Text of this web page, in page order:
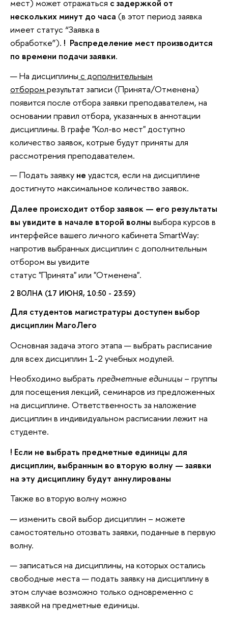
мест) может отражаться с задержкой от
нескольких минут до часа (в этот период заявка
имеет статус “Заявка в
обработке”). ! Распределение мест производится
по времени подачи заявки.
На дисциплины с дополнительным
отбором результат записи (Принята/Отменена)
появится после отбора заявки преподавателем, на
основании правил отбора, указанных в аннотации
дисциплины. В графе "Кол-во мест" доступно
количество заявок, котрые будут приняты для
рассмотрения преподавателем.
Подать заявку не удастся, если на дисциплине
достигнуто максимальное количество заявок.
Далее происходит отбор заявок — его результаты
вы увидите в начале второй волны выбора курсов в
интерфейсе вашего личного кабинета SmartWay:
напротив выбранных дисциплин с дополнительным
отбором вы увидите
статус "Принята" или "Отменена".
2 ВОЛНА (17 ИЮНЯ, 10:50 - 23:59)
Для студентов магистратуры доступен выбор
дисциплин МагоЛего
Основная задача этого этапа — выбрать расписание
для всех дисциплин 1-2 учебных модулей.
Необходимо выбрать предметные единицы – группы
для посещения лекций, семинаров из предложенных
на дисциплине. Ответственность за наложение
дисциплин в индивидуальном расписании лежит на
студенте.
! Если не выбрать предметные единицы для
дисциплин, выбранным во вторую волну — заявки
на эту дисциплину будут аннулированы
Также во вторую волну можно
изменить свой выбор дисциплин – можете
самостоятельно отозвать заявки, поданные в первую
волну.
записаться на дисциплины, на которых остались
свободные места — подать заявку на дисциплину в
этом случае возможно только одновременно с
заявкой на предметные единицы.